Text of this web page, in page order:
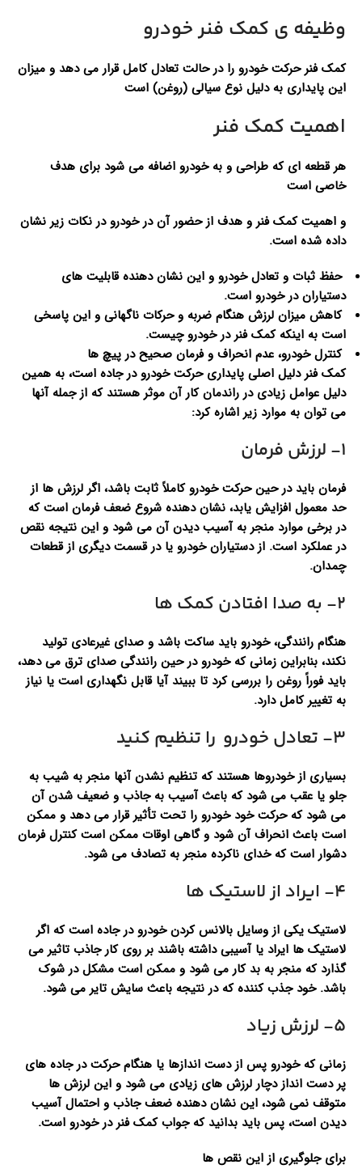
وظیفه ی کمک فنر خودرو
کمک فنر حرکت خودرو را در حالت تعادل کامل قرار می دهد و میزان
این پایداری به دلیل نوع سیالی (روغن) است
اهمیت کمک فنر
هر قطعه ای که طراحی و به خودرو اضافه می شود برای هدف
خاصی است
و اهمیت کمک فنر و هدف از حضور آن در خودرو در نکات زیر نشان
داده شده است.
حفظ ثبات و تعادل خودرو و این نشان دهنده قابلیت های
دستیاران در خودرو است.
کاهش میزان لرزش هنگام ضربه و حرکات ناگهانی و این پاسخی
است به اینکه کمک فنر در خودرو چیست.
کنترل خودرو، عدم انحراف و فرمان صحیح در پیچ ها
کمک فنر دلیل اصلی پایداری حرکت خودرو در جاده است، به همین
دلیل عوامل زیادی در راندمان کار آن موثر هستند که از جمله آنها
می توان به موارد زیر اشاره کرد:
۱- لرزش فرمان
فرمان باید در حین حرکت خودرو کاملاً ثابت باشد، اگر لرزش ها از
حد معمول افزایش یابد، نشان دهنده شروع ضعف فرمان است که
در برخی موارد منجر به آسیب دیدن آن می شود و این نتیجه نقص
در عملکرد است. از دستیاران خودرو یا در قسمت دیگری از قطعات
چمدان.
۲- به صدا افتادن کمک ها
هنگام رانندگی، خودرو باید ساکت باشد و صدای غیرعادی تولید
نکند، بنابراین زمانی که خودرو در حین رانندگی صدای ترق می دهد،
باید فوراً روغن را بررسی کرد تا ببیند آیا قابل نگهداری است یا نیاز
به تغییر کامل دارد.
۳- تعادل خودرو را تنظیم کنید
بسیاری از خودروها هستند که تنظیم نشدن آنها منجر به شیب به
جلو یا عقب می شود که باعث آسیب به جاذب و ضعیف شدن آن
می شود که حرکت خود خودرو را تحت تأثیر قرار می دهد و ممکن
است باعث انحراف آن شود و گاهی اوقات ممکن است کنترل فرمان
دشوار است که خدای ناکرده منجر به تصادف می شود.
۴- ایراد از لاستیک ها
لاستیک یکی از وسایل بالانس کردن خودرو در جاده است که اگر
لاستیک ها ایراد یا آسیبی داشته باشند بر روی کار جاذب تاثیر می
گذارد که منجر به بد کار می شود و ممکن است مشکل در شوک
باشد. خود جذب کننده که در نتیجه باعث سایش تایر می شود.
5- لرزش زیاد
زمانی که خودرو پس از دست اندازها یا هنگام حرکت در جاده های
پر دست انداز دچار لرزش های زیادی می شود و این لرزش ها
متوقف نمی شود، این نشان دهنده ضعف جاذب و احتمال آسیب
دیدن است، پس باید بدانید که جواب کمک فنر در خودرو است.
برای جلوگیری از این نقص ها